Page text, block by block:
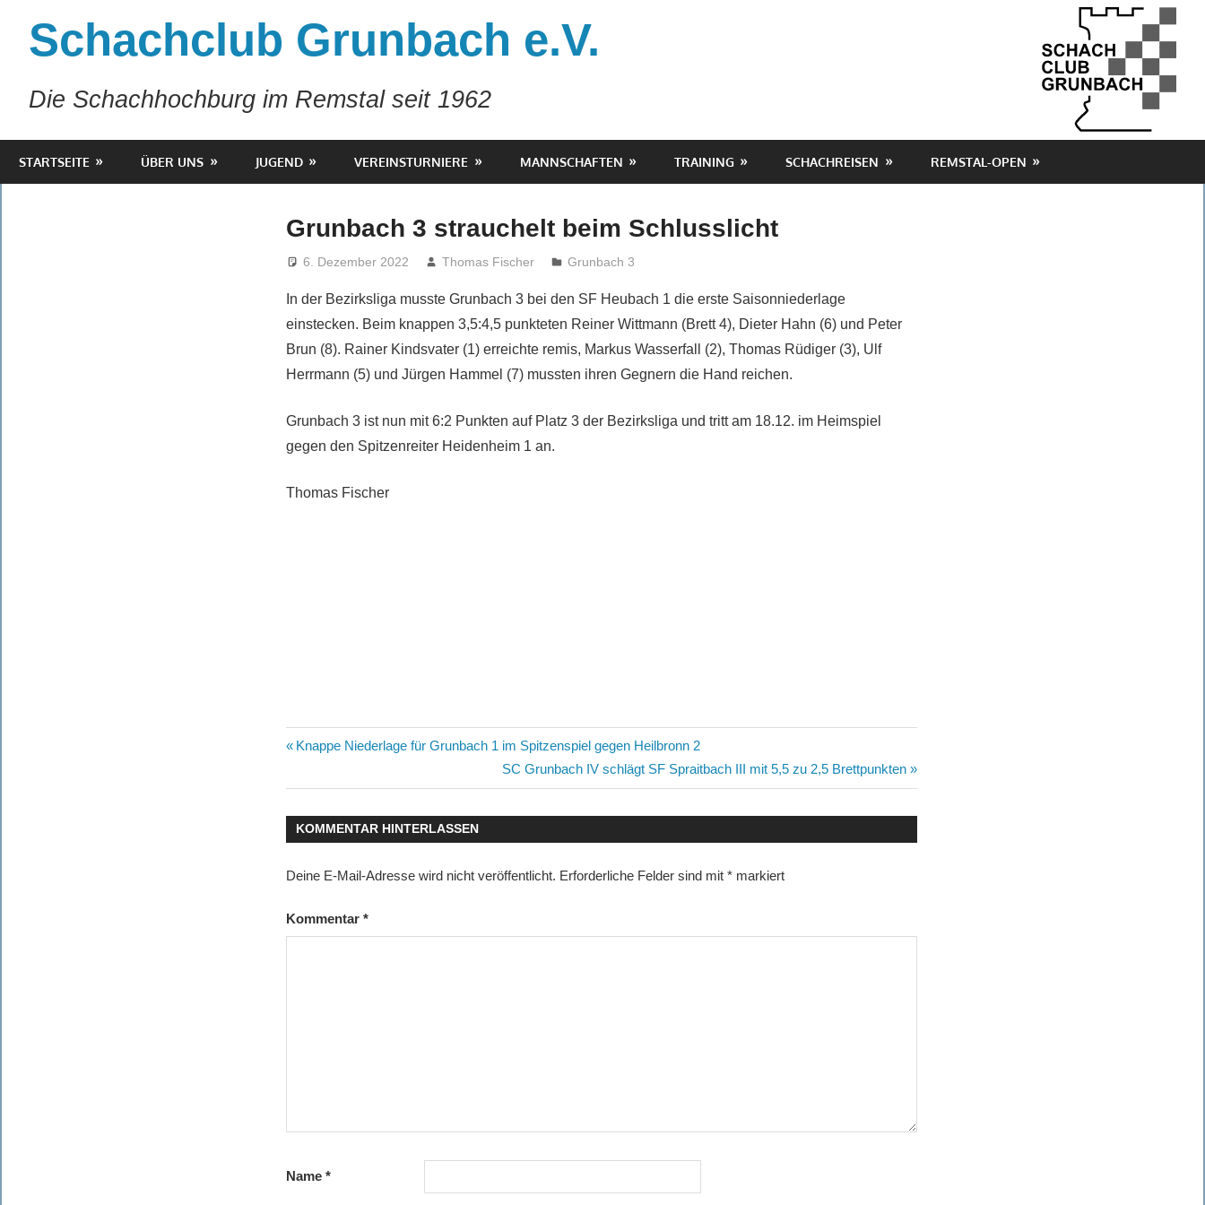
springenSchachclub Grunbach e.V.
Die Schachhochburg im Remstal seit 1962
STARTSEITE ÜBER UNS JUGEND VEREINSTURNIERE MANNSCHAFTEN TRAINING SCHACHREISEN REMSTAL-OPEN
Grunbach 3 strauchelt beim Schlusslicht
6. Dezember 2022 Thomas Fischer Grunbach 3
In der Bezirksliga musste Grunbach 3 bei den SF Heubach 1 die erste Saisonniederlage
einstecken. Beim knappen 3,5:4,5 punkteten Reiner Wittmann (Brett 4), Dieter Hahn (6) und Peter
Brun (8). Rainer Kindsvater (1) erreichte remis, Markus Wasserfall (2), Thomas Rüdiger (3), Ulf
Herrmann (5) und Jürgen Hammel (7) mussten ihren Gegnern die Hand reichen.
Grunbach 3 ist nun mit 6:2 Punkten auf Platz 3 der Bezirksliga und tritt am 18.12. im Heimspiel
gegen den Spitzenreiter Heidenheim 1 an.
Thomas Fischer
Beitragsnavigation
Vorheriger
Knappe Niederlage für Grunbach 1 im Spitzenspiel gegen Heilbronn 2
Nächster
Beitrag:
SC Grunbach IV schlägt SF Spraitbach III mit 5,5 zu 2,5 Brettpunkten
KOMMENTAR HINTERLASSEN
Deine E-Mail-Adresse wird nicht veröffentlicht. Erforderliche Felder sind mit* markiert
Kommentar*
Name*